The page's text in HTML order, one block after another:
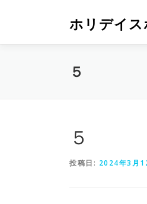
ホリデイ
５
５
投稿日: 2024年3月